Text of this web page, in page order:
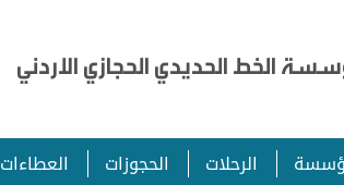
الخط الحديدي الحجازي الاردني
الرحلات الحجوزات العطاءات